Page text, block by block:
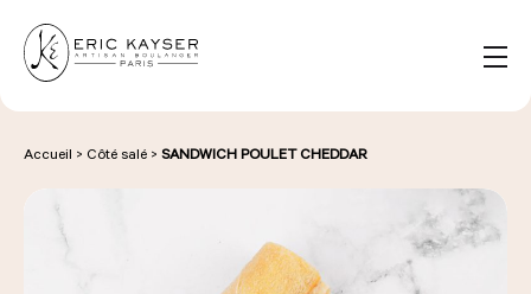
FR
NOS PRODUITS
Accueil > Côté salé > SANDWICH POULET CHEDDAR